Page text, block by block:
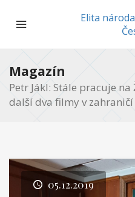
Elita
Magazín
Petr Jákl: Stále pracuje
další dva filmy v zahraničí
05.12.2019